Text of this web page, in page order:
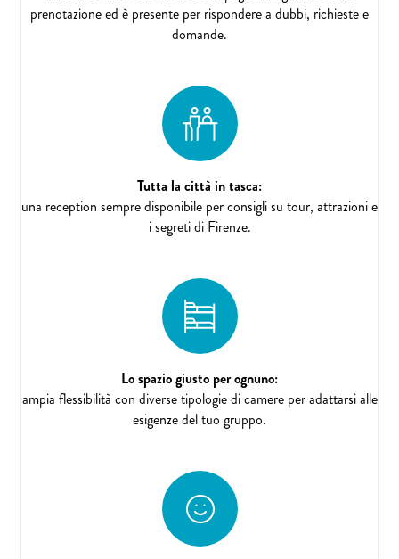
prenotazione ed è presente per rispondere a dubbi, richieste e
domande.
Tutta la città in tasca:
una reception sempre disponibile per consigli su tour, attrazioni e
i segreti di Firenze.
Lo spazio giusto per ognuno:
ampia flessibilità con diverse tipologie di camere per adattarsi alle
esigenze del tuo gruppo.